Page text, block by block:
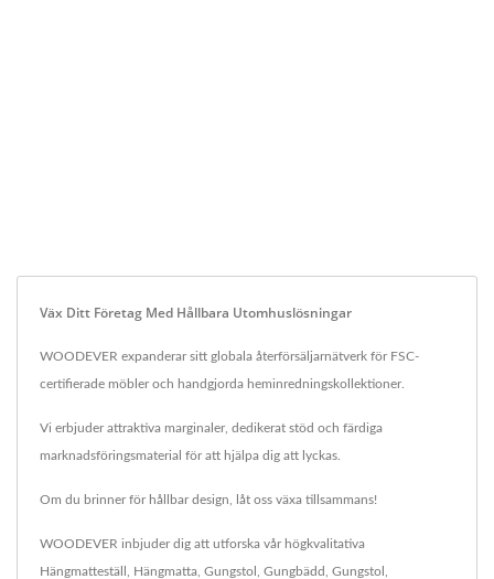
Väx Ditt Företag Med Hållbara Utomhuslösningar
WOODEVER expanderar sitt globala återförsäljarnätverk för FSC-
certifierade möbler och handgjorda heminredningskollektioner.
Vi erbjuder attraktiva marginaler, dedikerat stöd och färdiga
marknadsföringsmaterial för att hjälpa dig att lyckas.
Om du brinner för hållbar design, låt oss växa tillsammans!
WOODEVER inbjuder dig att utforska vår högkvalitativa
Hängmatteställ Hängmatta Gungstol Gungbädd Gungstol